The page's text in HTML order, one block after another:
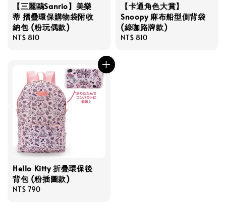
【三麗鷗Sanrio】美樂
蒂 摺疊環保購物袋附收
納包 (粉玩偶款)
Regular
NT$ 810
【卡通角色大賞】
Snoopy 麻布船型側背袋
(綠咖路牌款)
Regular
NT$ 810
Hello Kitty 折疊環保後
背包 (粉插圖款)
Regular
NT$ 790